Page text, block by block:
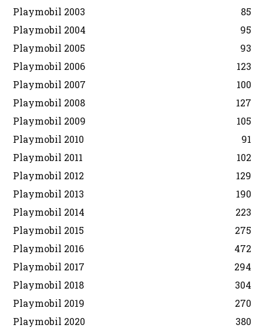
Playmobil 2003
85
Playmobil 2004
95
Playmobil 2005
93
Playmobil 2006
123
Playmobil 2007
100
Playmobil 2008
127
Playmobil 2009
105
Playmobil 2010
91
Playmobil 2011
102
Playmobil 2012
129
Playmobil 2013
190
Playmobil 2014
223
Playmobil 2015
275
Playmobil 2016
472
Playmobil 2017
294
Playmobil 2018
304
Playmobil 2019
270
Playmobil 2020
380